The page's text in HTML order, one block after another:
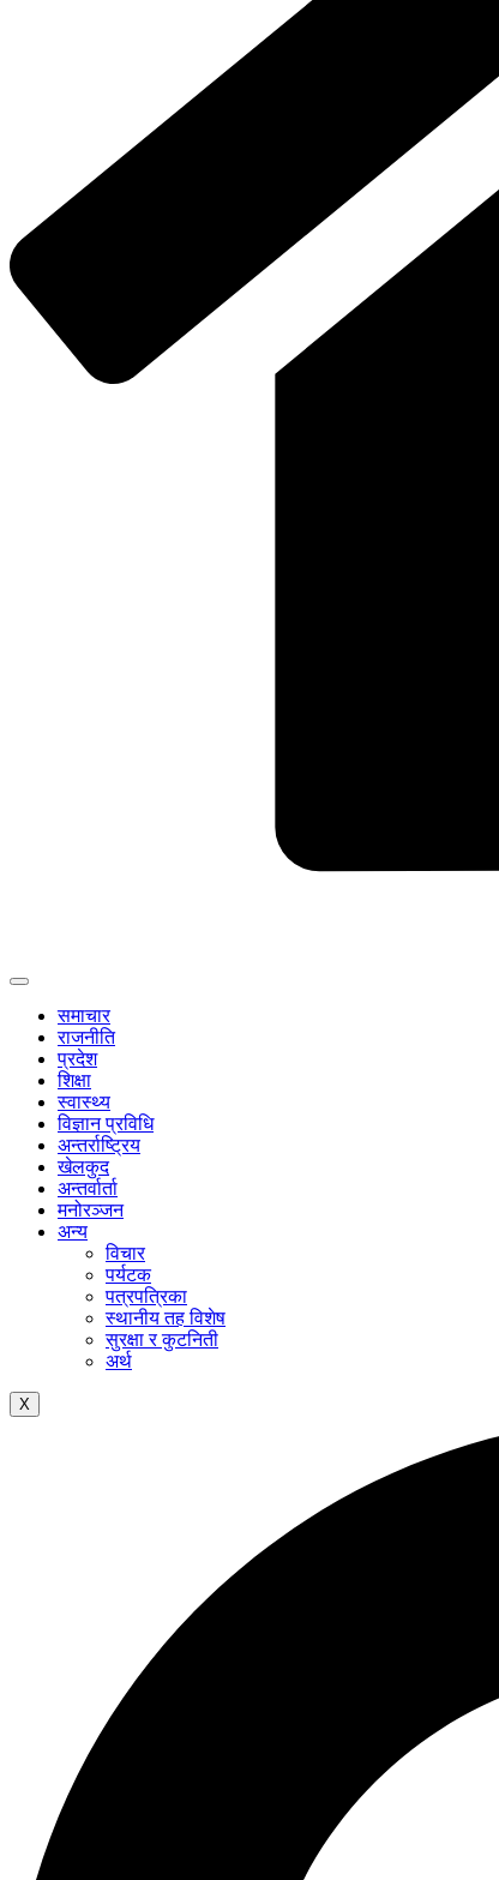
समाचार
राजनीति
प्रदेश
शिक्षा
स्वास्थ्य
विज्ञान प्रविधि
अन्तर्राष्ट्रिय
खेलकुद
अन्तर्वार्ता
मनोरञ्जन
अन्य
विचार
पर्यटक
पत्रपत्रिका
स्थानीय तह विशेष
सुरक्षा र कुटनिती
अर्थ
X